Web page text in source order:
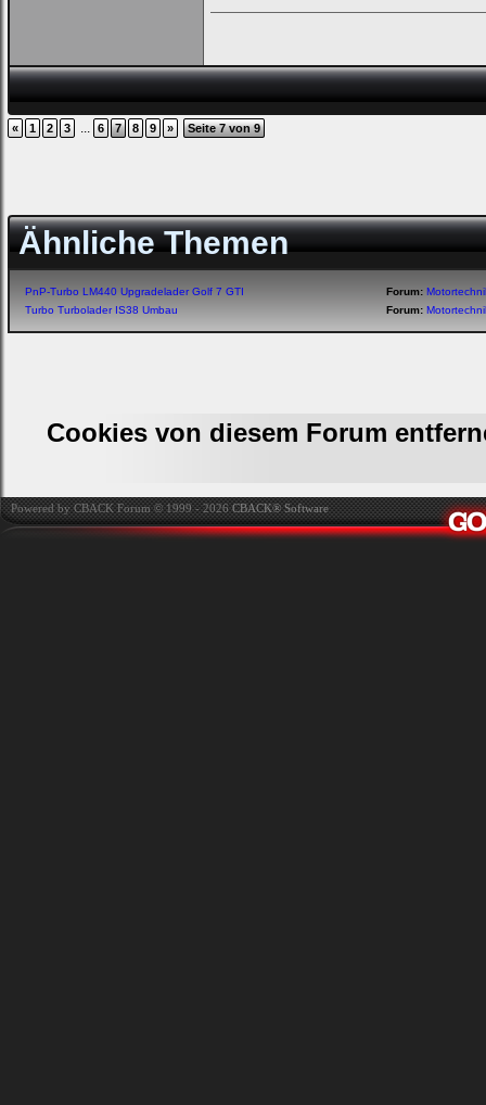
« 1 2 3 ... 6 7 8 9 » Seite 7 von 9
Ähnliche Themen
PnP-Turbo LM440 Upgradelader Golf 7 GTI Forum:
Turbo Turbolader IS38 Umbau
Forum:
Cookies von diesem Forum
Powered by CBACK Forum © 1999 - 2026CBACK® Software